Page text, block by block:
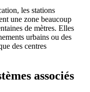
les stations
une zone beaucoup
de mètres. Elles
urbains ou des
des centres
associés